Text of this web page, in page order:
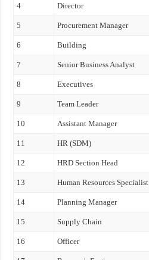
4 Director
5 Procurement Manager
6 Building
7 Senior Business Analyst
8 Executives
9 Team Leader
10 Assistant Manager
11 HR (SDM)
12 HRD Section Head
13 Human Resources Specialist
14 Planning Manager
15 Supply Chain
16 Officer